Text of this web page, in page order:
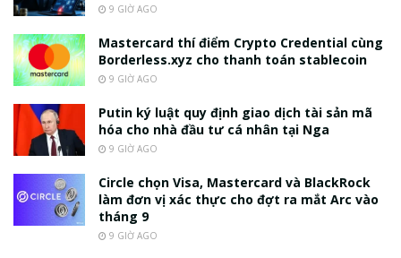
9 GIỜ AGO
Mastercard thí điểm Crypto Credential cùng
Borderless.xyz cho thanh toán stablecoin
9 GIỜ AGO
Putin ký luật quy định giao dịch tài sản mã
hóa cho nhà đầu tư cá nhân tại Nga
9 GIỜ AGO
Circle chọn Visa, Mastercard và BlackRock
làm đơn vị xác thực cho đợt ra mắt Arc vào
tháng 9
9 GIỜ AGO